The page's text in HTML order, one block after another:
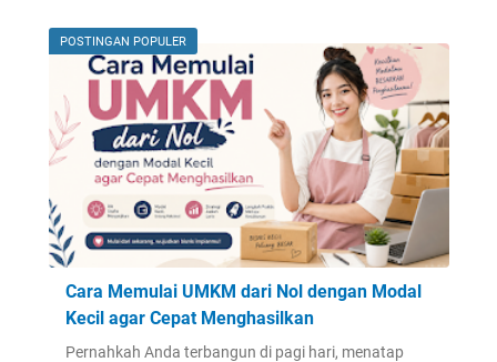
POSTINGAN POPULER
Cara Memulai UMKM dari Nol dengan Modal
Kecil agar Cepat Menghasilkan
Pernahkah Anda terbangun di pagi hari, menatap